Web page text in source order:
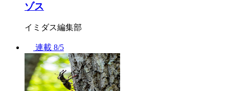
ゾス
イミダス編集部
連載 8/5